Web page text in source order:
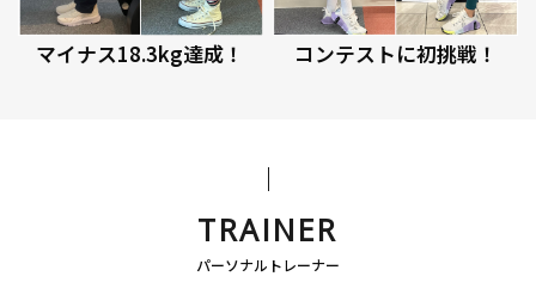
マイナス18.3kg達成！ コンテストに初挑戦！
TRAINER
パーソナルトレーナー